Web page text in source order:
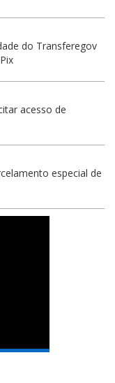
do Transferegov
acesso de
especial de